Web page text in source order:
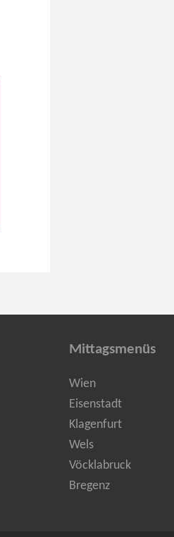
Mittagsmenüs
Wien
Eisenstadt
Klagenfurt
Wels
Vöcklabruck
Bregenz